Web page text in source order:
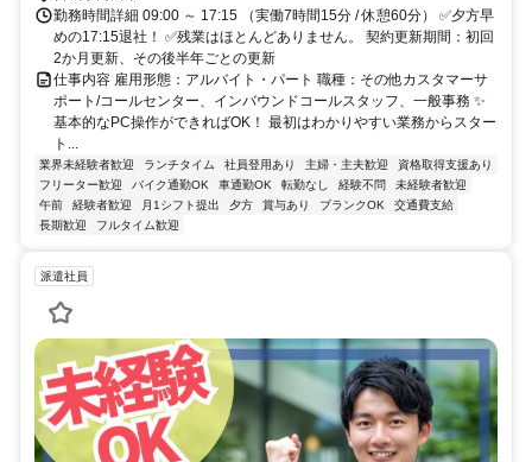
勤務時間詳細 09:00 ～ 17:15 （実働7時間15分 / 休憩60分） ✅夕方早
めの17:15退社！ ✅残業はほとんどありません。 契約更新期間：初回
2か月更新、その後半年ごとの更新
仕事内容 雇用形態：アルバイト・パート 職種：その他カスタマーサ
ポート/コールセンター、インバウンドコールスタッフ、一般事務 ✨
基本的なPC操作ができればOK！ 最初はわかりやすい業務からスター
ト...
業界未経験者歓迎 ランチタイム 社員登用あり 主婦・主夫歓迎
資格取得支援あり
フリーター歓迎
バイク通勤OK 車通勤OK 転勤なし 経験不問
未経験者歓迎
午前
経験者歓迎 月1シフト提出 夕方 賞与あり ブランクOK
交通費支給
長期歓迎
フルタイム歓迎
派遣社員